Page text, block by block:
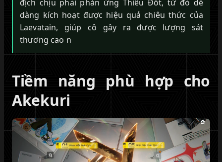
địch chịu phải phản ứng Thiêu Đốt, từ đó dễ
dàng kích hoạt được hiệu quả chiêu thức của
Laevatain, giúp cô gây ra được lượng sát
thương cao n
Tiềm năng phù hợp cho
Akekuri